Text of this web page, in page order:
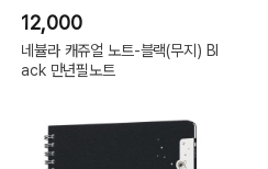
12,000
네뷸라 캐쥬얼 노트-블랙(무지) Bl
ack 만년필노트